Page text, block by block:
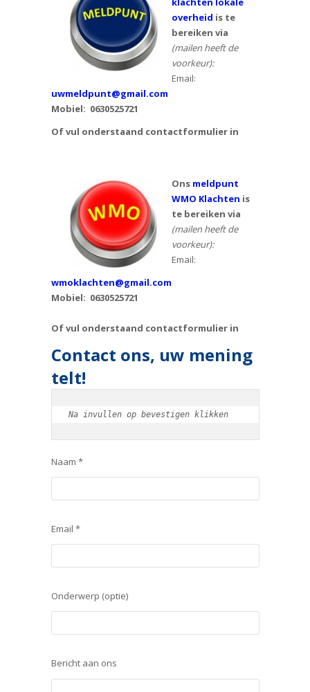
overheid is te
bereiken via
(mailen heeft de
voorkeur):
Email:
uwmeldpunt@gmail.com
Mobiel: 0630525721
Of vul onderstaand contactformulier in
Ons meldpunt
WMO Klachten is
te bereiken via
(mailen heeft de
voorkeur):
Email:
wmoklachten@gmail.com
Mobiel: 0630525721
Of vul onderstaand contactformulier in
Contact ons, uw mening
telt!
Na invullen op bevestigen klikken
Naam *
Email *
Onderwerp (optie)
Bericht aan ons